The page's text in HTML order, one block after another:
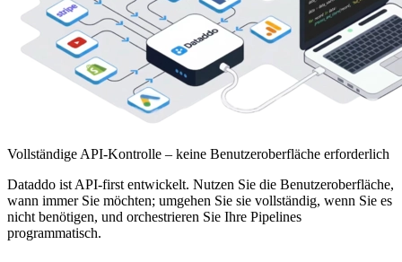
Vollständige API-Kontrolle – keine Benutzeroberfläche erforderlich
Dataddo ist API-first entwickelt. Nutzen Sie die Benutzeroberfläche,
wann immer Sie möchten; umgehen Sie sie vollständig, wenn Sie es
nicht benötigen, und orchestrieren Sie Ihre Pipelines
programmatisch.